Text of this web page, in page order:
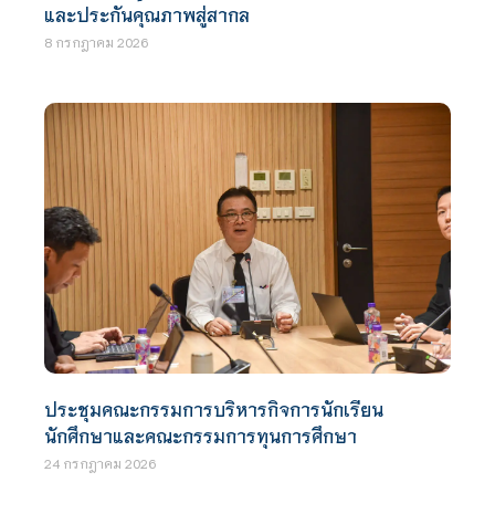
และประกันคุณภาพสู่สากล
8 กรกฎาคม 2026
ประชุมคณะกรรมการบริหารกิจการนักเรียน
นักศึกษาและคณะกรรมการทุนการศึกษา
24 กรกฎาคม 2026